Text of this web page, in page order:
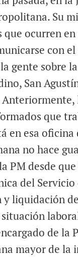
Su
ocurren
con
gente sobre
San
que
en esa
no hace
PM desde
del
liquidación
de la
mayor de